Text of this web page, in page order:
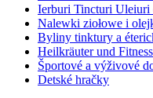
Ierburi Tincturi Uleiuri
Nalewki ziołowe i
Byliny tinktury a
Heilkräuter und
Športové a výživové
Detské hračky